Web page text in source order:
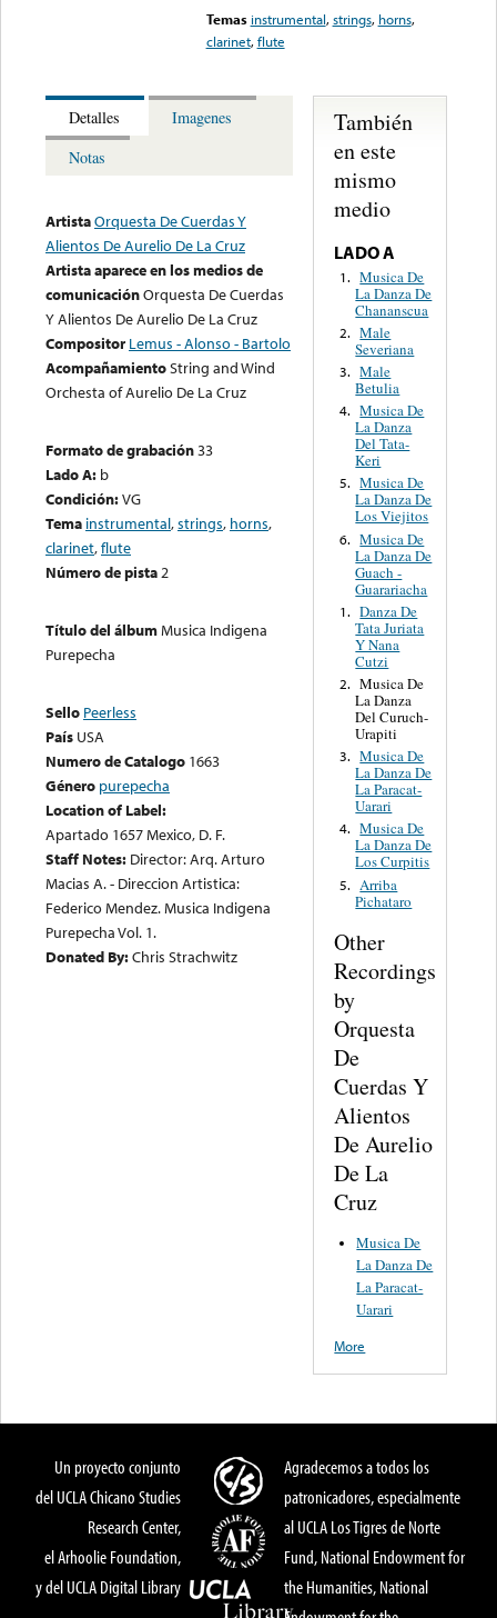
Temas instrumental,strings, horns,
clarinet,flute
Detalles
Imagenes
Notas
ArtistaOrquesta De Cuerdas Y
Alientos De Aurelio De La Cruz
Artista aparece en los medios de
comunicaciónOrquesta De Cuerdas
Y Alientos De Aurelio De La Cruz
Compositor Lemus - Alonso - Bartolo
AcompañamientoString and Wind
Orchesta of Aurelio De La Cruz
Formato de grabación33
Lado A: b
Condición:VG
Tema instrumental,strings, horns,
clarinet,flute
Número de pista2
Título del álbumMusica Indigena
Purepecha
Sello Peerless
País USA
Numero de Catalogo 1663
Género purepecha
Location of Label:
Apartado 1657 Mexico, D. F.
Staff Notes: Director: Arq. Arturo
Macias A. - Direccion Artistica:
Federico Mendez. Musica Indigena
Purepecha Vol. 1.
Donated By:Chris Strachwitz
También
en este
mismo
medio
LADO A
1. Musica De
La Danza De
Chananscua
2. Male
Severiana
3. Male
Betulia
4. Musica De
La Danza
Del Tata-
Keri
5. Musica De
La Danza De
Los Viejitos
6. Musica De
La Danza De
Guach -
Guarariacha
1. Danza De
Tata Juriata
Y Nana
Cutzi
2. Musica De
La Danza
Del Curuch-
Urapiti
3. Musica De
La Danza De
La Paracat-
Uarari
4. Musica De
La Danza De
Los Curpitis
5. Arriba
Pichataro
Other
Recordings
by
Orquesta
De
Cuerdas Y
Alientos
De Aurelio
De La
Cruz
Musica De
La Danza De
La Paracat-
Uarari
More
Un proyecto conjunto
del UCLA Chicano Studies
Research Center,
el Arhoolie Foundation,
y del UCLA Digital Library
Agradecemos a todos los
patronicadores, especialmente
al UCLA Los Tigres de Norte
Fund, National Endowment for
the Humanities, National